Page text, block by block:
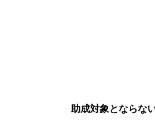
助成対象とならな